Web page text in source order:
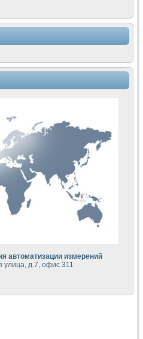
LabVIEW для математического
создания измерителя ВАХ
генератора сигналов -
модуля с высоким
импульсного радиолокационного
уравнений состояния для
стенда для измерения
LabVIEW для построения картины
для определения показателей
для управления источником
вольт-амперных характеристик
нано-, фемто-,
установка по измерению временных
лабораторный комплекс на базе
и оптимизации тепловой
для исследования функциональных
создания экономичного
движения макрочастиц в
свойств дисперсных продуктов
управления сверхпроводящим
NI в курсе экспериментальной
и выпадения осадка в
для геометрического анализа в
автоматизации измерений
улица, д.7, офис 311